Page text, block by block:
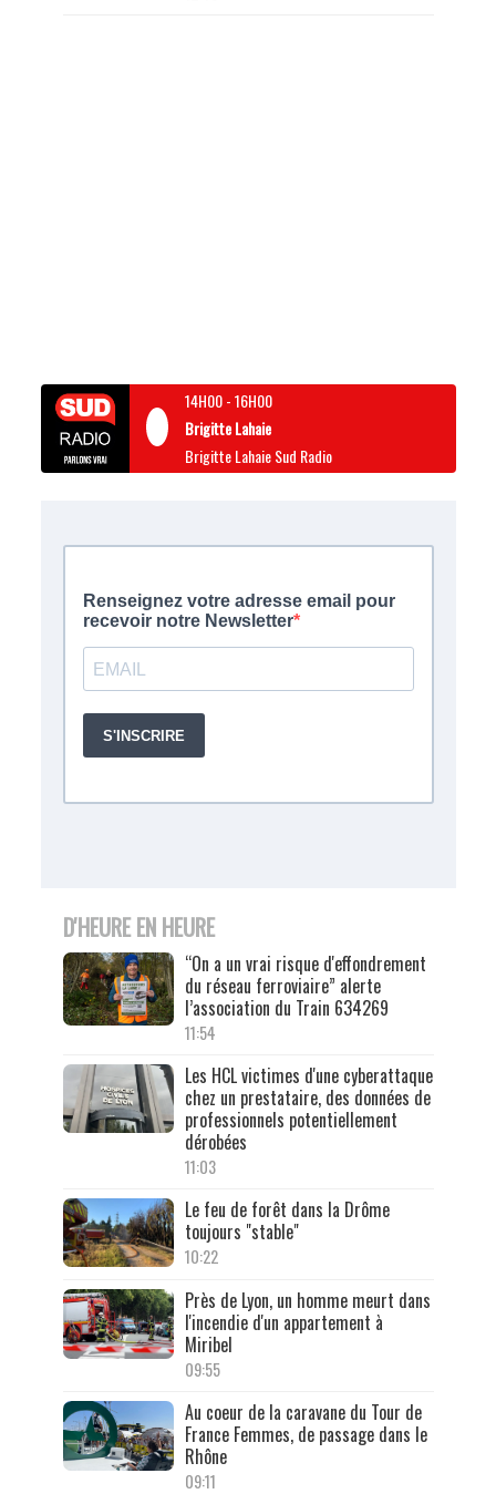
14H00-16H00
Brigitte Lahaie
Brigitte Lahaie Sud Radio
D'HEURE EN HEURE
“On a un vrai risque d'effondrement
du réseau ferroviaire” alerte
l’association du Train 634269
11:54
Les HCL victimes d'une cyberattaque
chez un prestataire, des données de
professionnels potentiellement
dérobées
11:03
Le feu de forêt dans la Drôme
toujours "stable"
10:22
Près de Lyon, un homme meurt dans
l'incendie d'un appartement à
Miribel
09:55
Au coeur de la caravane du Tour de
France Femmes, de passage dans le
Rhône
09:11